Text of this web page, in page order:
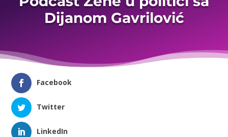
Dijanom Gavrilović
Facebook
Twitter
LinkedIn